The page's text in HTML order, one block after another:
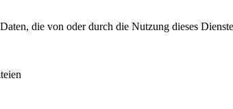
die von oder durch die Nutzung dieses